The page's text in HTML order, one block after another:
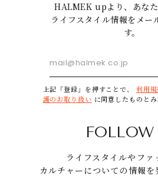
HALMEK upより、あな
ライフスタイル情報をメー
す。
上記「登録」を押すことで、 利用規
護のお取り扱い に同意したものとみ
FOLLOW
ライフスタイルやファ
カルチャーについての情報を